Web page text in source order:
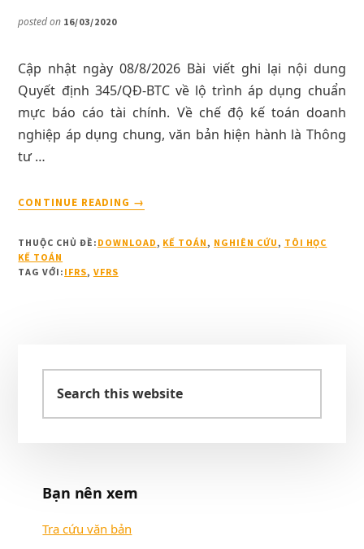
posted on 16/03/2020
Cập nhật ngày 08/8/2026 Bài viết ghi lại nội dung
Quyết định 345/QĐ-BTC về lộ trình áp dụng chuẩn
mực báo cáo tài chính. Về chế độ kế toán doanh
nghiệp áp dụng chung, văn bản hiện hành là Thông
tư …
CONTINUE READING
VỀQUYẾT
345/QĐ-
BTC
CHUẨN
VFRS
→
THUỘC CHỦ ĐỀ: DOWNLOAD , KẾ TOÁN , NGHIÊN CỨU , TÔI HỌC
KẾ TOÁN
TAG VỚI: IFRS, VFRS
Sidebar
chính
this
website
Bạn nên xem
Tra cứu văn bản